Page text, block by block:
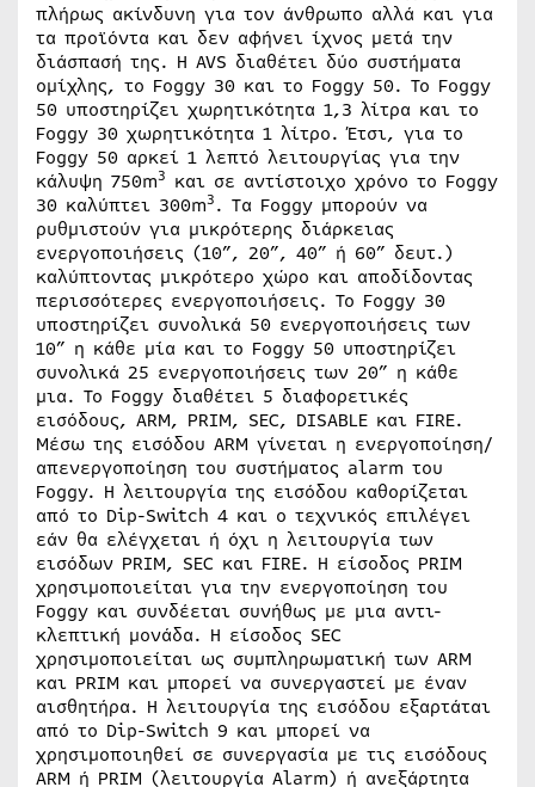
πλήρως ακίνδυνη για τον άνθρωπο αλλά και για
τα προϊόντα και δεν αφήνει ίχνος μετά την
διάσπασή της. Η AVS διαθέτει δύο συστήματα
ομίχλης, το Foggy 30 και το Foggy 50. Το Foggy
50 υποστηρίζει χωρητικότητα 1,3 λίτρα και το
Foggy 30 χωρητικότητα 1 λίτρο. Έτσι, για το
Foggy 50 αρκεί 1 λεπτό λειτουργίας για την
κάλυψη 750m3 και σε αντίστοιχο χρόνο το Foggy
30 καλύπτει 300m3. Τα Foggy μπορούν να
ρυθμιστούν για μικρότερης διάρκειας
ενεργοποιήσεις (10”, 20”, 40” ή 60” δευτ.)
καλύπτοντας μικρότερο χώρο και αποδίδοντας
περισσότερες ενεργοποιήσεις. Το Foggy 30
υποστηρίζει συνολικά 50 ενεργοποιήσεις των
10” η κάθε μία και το Foggy 50 υποστηρίζει
συνολικά 25 ενεργοποιήσεις των 20” η κάθε
μια. Το Foggy διαθέτει 5 διαφορετικές
εισόδους, ARM, PRIM, SEC, DISABLE και FIRE.
Μέσω της εισόδου ARM γίνεται η ενεργοποίηση/
απενεργοποίηση του συστήματος alarm του
Foggy. Η λειτουργία της εισόδου καθορίζεται
από το Dip-Switch 4 και ο τεχνικός επιλέγει
εάν θα ελέγχεται ή όχι η λειτουργία των
εισόδων PRIM, SEC και FIRE. Η είσοδος PRIM
χρησιμοποιείται για την ενεργοποίηση του
Foggy και συνδέεται συνήθως με μια αντι-
κλεπτική μονάδα. Η είσοδος SEC
χρησιμοποιείται ως συμπληρωματική των ARM
και PRIM και μπορεί να συνεργαστεί με έναν
αισθητήρα. Η λειτουργία της εισόδου εξαρτάται
από το Dip-Switch 9 και μπορεί να
χρησιμοποιηθεί σε συνεργασία με τις εισόδους
ARM ή PRIM (λειτουργία Alarm) ή ανεξάρτητα